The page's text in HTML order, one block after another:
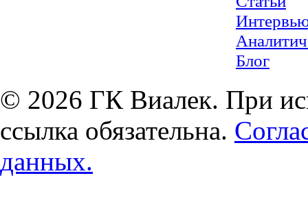
Блог
© 2026 ГК Виалек. При
ссылка обязательна.
данных.